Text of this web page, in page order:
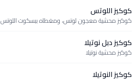
كوكيز اللوتس
كوكيز محشية معجون لوتس، ومغطاه ببسكوت اللوتس
كوكيز دبل نوتيلا
كوكيز محشية نوتيلا
كوكيز النوتيلا